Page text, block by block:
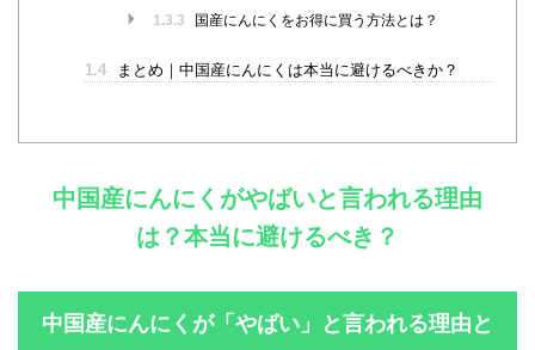
1.3.3
国産にんにくをお得に買う方法とは？
1.4 まとめ｜中国産にんにくは本当に避けるべきか？
中国産にんにくがやばいと言われる理由
は？本当に避けるべき？
中国産にんにくが「やばい」と言われる理由と